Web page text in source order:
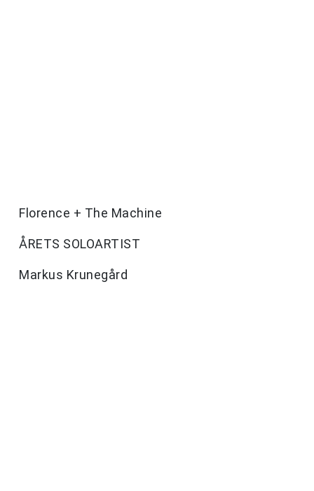
Florence + The Machine
ÅRETS SOLOARTIST
Markus Krunegård